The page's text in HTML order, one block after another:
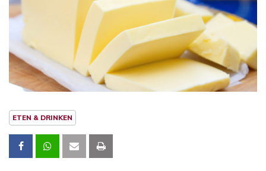
ETEN & DRINKEN